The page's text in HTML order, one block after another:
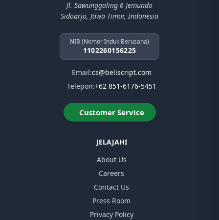
Jl. Sawunggaling 6 Jemundo
Sidoarjo, Jawa Timur, Indonesia
NIB (Nomor Induk Berusaha)
1102260156225
Email:cs@beliscript.com
Telepon:+62 851-6176-5451
Customer Service
JELAJAHI
About Us
Careers
Contact Us
Press Room
Privacy Policy